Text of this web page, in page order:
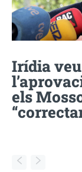
Irídia veu
els